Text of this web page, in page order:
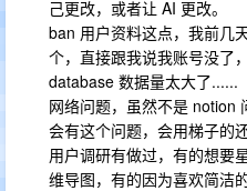
己更改，或者让 AI 更改。
ban 用户资料这点，我前几
个，直接跟我说我账号没了
database 数据量太大了......
网络问题，虽然不是 notion
会有这个问题，会用梯子的
用户调研有做过，有的想要
维导图，有的因为喜欢简洁